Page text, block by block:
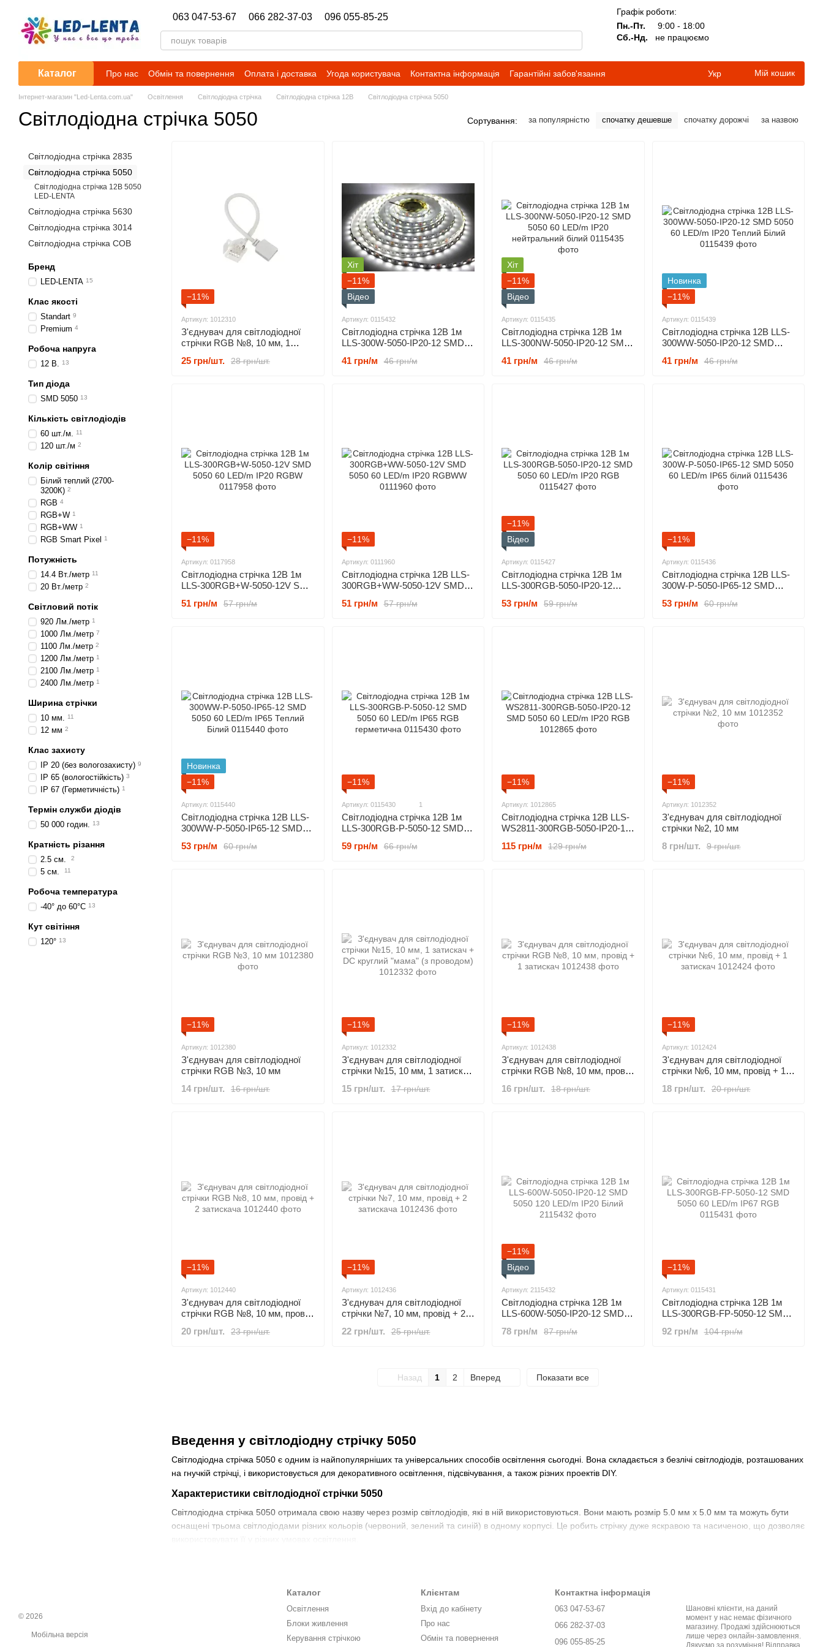
063 047-53-67 066 282-37-03 096 055-85-25
Графік роботи:
Пн.-Пт.
9:00 - 18:00
Сб.-Нд.
не працюємо
Каталог Про нас Обмін та повернення Оплата і доставка Угода користувача Контактна інформація
Гарантійні забов'язання
Новини
Укр Мій кошик
Інтернет-магазин "Led-Lenta.com.ua" Освітлення Світлодіодна стрічка Світлодіодна стрічка 12В Світлодіодна стрічка 5050
Світлодіодна стрічка 5050 Сортування: за популярністю спочатку дешевше спочатку дорожчі за назвою
Введення у світлодіодну стрічку 5050
Світлодіодна стрічка 5050 є одним із найпопулярніших та універсальних способів освітлення сьогодні. Вона складається з безлічі світлодіодів, розташованих
на гнучкій стрічці, і використовується для декоративного освітлення, підсвічування, а також різних проектів DIY.
Характеристики світлодіодної стрічки 5050
Світлодіодна стрічка 5050 отримала свою назву через розмір світлодіодів, які в ній використовуються. Вони мають розмір 5.0 мм x 5.0 мм та можуть бути
оснащені трьома світлодіодами різних кольорів (червоний, зелений та синій) в одному корпусі. Це робить стрічку дуже яскравою та насиченою, що дозволяє
Застосування світлодіодної стрічки 5050
Світлодіодна стрічка 5050 широко використовується для декоративного освітлення всередині приміщень, включаючи підсвічування стін, стель, меблів і
навіть підлоги. Вона також використовується в автомобільній промисловості, для освітлення салону та екстер'єру машини. Стрічка може використовуватися
−11%
Артикул: 1012310
З'єднувач для світлодіодної
стрічки RGB №8, 10 мм, 1
28 грн/шт.
25 грн/шт.
Хіт
−11%
Відео
Артикул: 0115432
Світлодіодна стрічка 12В 1м
LLS-300W-5050-IP20-12 SMD
46 грн/м
41 грн/м
Хіт
−11%
Відео
Артикул: 0115435
Світлодіодна стрічка 12В 1м
LLS-300NW-5050-IP20-12 SMD
нейтральний білий
46 грн/м
41 грн/м
Новинка
−11%
Артикул: 0115439
Світлодіодна стрічка 12В LLS-
300WW-5050-IP20-12 SMD
Білий
46 грн/м
41 грн/м
−11%
Артикул: 0117958
Світлодіодна стрічка 12В 1м
LLS-300RGB+W-5050-12V SMD
57 грн/м
51 грн/м
−11%
Артикул: 0111960
Світлодіодна стрічка 12В LLS-
300RGB+WW-5050-12V SMD
57 грн/м
51 грн/м
−11%
Відео
Артикул: 0115427
Світлодіодна стрічка 12В 1м
LLS-300RGB-5050-IP20-12
59 грн/м
53 грн/м
−11%
Артикул: 0115436
Світлодіодна стрічка 12В LLS-
300W-P-5050-IP65-12 SMD
60 грн/м
53 грн/м
Новинка
−11%
Артикул: 0115440
Світлодіодна стрічка 12В LLS-
300WW-P-5050-IP65-12 SMD
Білий
60 грн/м
53 грн/м
−11%
Артикул: 0115430 1
Світлодіодна стрічка 12В 1м
LLS-300RGB-P-5050-12 SMD
герметична66 грн/м
59 грн/м
−11%
Артикул: 1012865
Світлодіодна стрічка 12В LLS-
WS2811-300RGB-5050-IP20-12
129 грн/м
115 грн/м
−11%
Артикул: 1012352
З'єднувач для світлодіодної
стрічки №2, 10 мм
9 грн/шт.
8 грн/шт.
−11%
Артикул: 1012380
З'єднувач для світлодіодної
стрічки RGB №3, 10 мм
16 грн/шт.
14 грн/шт.
−11%
Артикул: 1012332
З'єднувач для світлодіодної
стрічки №15, 10 мм, 1 затискач
проводом)
17 грн/шт.
15 грн/шт.
−11%
Артикул: 1012438
З'єднувач для світлодіодної
стрічки RGB №8, 10 мм, провід
18 грн/шт.
16 грн/шт.
−11%
Артикул: 1012424
З'єднувач для світлодіодної
стрічки №6, 10 мм, провід + 1
20 грн/шт.
18 грн/шт.
−11%
Артикул: 1012440
З'єднувач для світлодіодної
стрічки RGB №8, 10 мм, провід
23 грн/шт.
20 грн/шт.
−11%
Артикул: 1012436
З'єднувач для світлодіодної
стрічки №7, 10 мм, провід + 2
25 грн/шт.
22 грн/шт.
−11%
Відео
Артикул: 2115432
Світлодіодна стрічка 12В 1м
LLS-600W-5050-IP20-12 SMD
87 грн/м
78 грн/м
−11%
Артикул: 0115431
Світлодіодна стрічка 12В 1м
LLS-300RGB-FP-5050-12 SMD
104 грн/м
92 грн/м
Назад 1 2 Вперед Показати все
Світлодіодна стрічка 2835
Світлодіодна стрічка 5050
Світлодіодна стрічка 12В 5050
LED-LENTA
Світлодіодна стрічка 5630
Світлодіодна стрічка 3014
Світлодіодна стрічка COB
Бренд
LED-LENTA 15
Клас якості
Standart 9
Premium 4
Робоча напруга
12 В. 13
Тип діода
SMD 5050 13
Кількість світлодіодів
60 шт./м. 11
120 шт./м 2
Колір світіння
Білий теплий (2700-
3200К) 2
RGB 4
RGB+W 1
RGB+WW 1
RGB Smart Pixel 1
Потужність
14.4 Вт./метр 11
20 Вт./метр 2
Світловий потік
920 Лм./метр 1
1000 Лм./метр 7
1100 Лм./метр 2
1200 Лм./метр 1
2100 Лм./метр 1
2400 Лм./метр 1
Ширина стрічки
10 мм. 11
12 мм 2
Клас захисту
IP 20 (без вологозахисту) 9
IP 65 (вологостійкість) 3
IP 67 (Герметичність) 1
Термін служби діодів
50 000 годин. 13
Кратність різання
2.5 см. 2
5 см. 11
Робоча температура
-40° до 60°C 13
Кут світіння
120° 13
© 2026
Мобільна версія
Каталог
Освітлення
Блоки живлення
Керування стрічкою
Клієнтам
Вхід до кабінету
Про нас
Обмін та повернення
Контактна інформація
063 047-53-67
066 282-37-03
096 055-85-25
Шановні клієнти, на даний
момент у нас немає фізичного
магазину. Продажі здійснюються
лише через онлайн-замовлення.
Дякуємо за розуміння! Відправка